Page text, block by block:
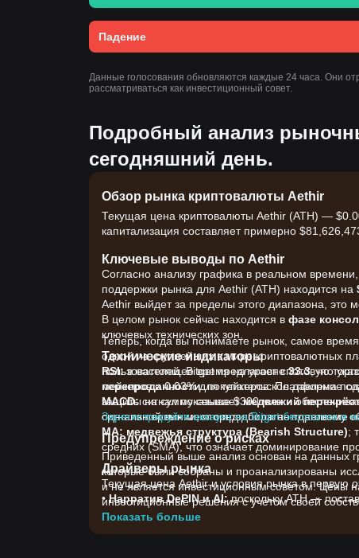
Падение
Данные голосования обновляются каждые 24 часа. Они
рассматриваться как инвестиционный совет.
Подробный анализ
сегодняшний день.
Обзор рынка криптовалюты Aethir
Текущая цена криптовалюты Aethir (ATH) —
капитализация составляет примерно
Ключевые выводы по Aethir
Согласно анализу графика в реальном
поддержки рынка для Aethir (ATH) находится на
Aethir выйдет за пределы этого диапазона, это
В целом рынок сейчас находится в фазе
ключевых технических зон.
Технические индикаторы
RSI:в настоящее время на уровне33.3, что
перепроданности: покупательское давление
MACD:сигнал показываетмедвежий
сигнальной линии, что предполагает давление
MA: медвежья структура (Bearish Structure);
средних (SMA), что означает доминирование
Драйверы рынка
Текущая цена Aethir и условия рынка в первую
•Нарратив DePIN и AI:поскольку ATH —
многом связан со спросом на AI-вычисления и
Теперь, когда вы понимаете рынок, самое время
одной из крупнейших в мире криптовалютных
пользователей. Bitget предлагает спотовую
мейкеров и 0.03% для тейкеров. Платформа
защиты на сумму свыше $300 млн и
одно из первых мест среди бирж по торговому
Зарегистрируйте аккаунт на Bitget бесплатно и
Предупреждение о рисках
Приведенный выше анализ основан на данных
которые были собраны и проанализированы
и не является инвестиционным советом. Цены
инвестиционные решения с учетом своей
Показать больше